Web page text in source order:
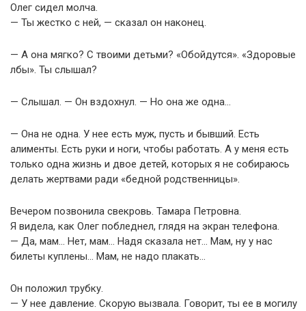
Олег сидел молча.
— Ты жестко с ней, — сказал он наконец.
— А она мягко? С твоими детьми? «Обойдутся». «Здоровые
лбы». Ты слышал?
— Слышал. — Он вздохнул. — Но она же одна…
— Она не одна. У нее есть муж, пусть и бывший. Есть
алименты. Есть руки и ноги, чтобы работать. А у меня есть
только одна жизнь и двое детей, которых я не собираюсь
делать жертвами ради «бедной родственницы».
Вечером позвонила свекровь. Тамара Петровна.
Я видела, как Олег побледнел, глядя на экран телефона.
— Да, мам… Нет, мам… Надя сказала нет… Мам, ну у нас
билеты куплены… Мам, не надо плакать…
Он положил трубку.
— У нее давление. Скорую вызвала. Говорит, ты ее в могилу